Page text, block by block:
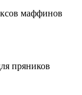
маффинов
пряников